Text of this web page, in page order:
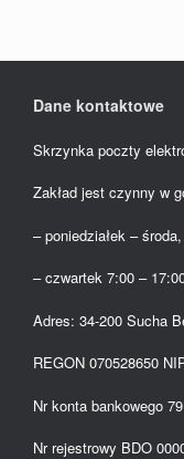
Dane kontaktowe
Skrzynka poczty
Zakład jest czynny w
– poniedziałek –
– czwartek 7:00 –
Adres: 34-200 Sucha
REGON 070528650
Nr konta bankowego
Nr rejestrowy BDO